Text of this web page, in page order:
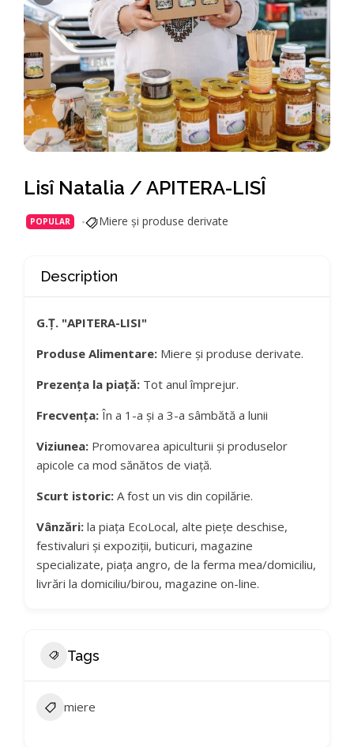
Lisî Natalia / APITERA-LISÎ
POPULAR Miere și produse derivate
Description
G.Ț. "APITERA-LISI"
Produse Alimentare: Miere și produse derivate.
Prezența la piață: Tot anul împrejur.
Frecvența: În a 1-a și a 3-a sâmbătă a lunii
Viziunea: Promovarea apiculturii și produselor
apicole ca mod sănătos de viață.
Scurt istoric: A fost un vis din copilărie.
Vânzări: la piața EcoLocal, alte piețe deschise,
festivaluri și expoziții, buticuri, magazine
specializate, piața angro, de la ferma mea/domiciliu,
livrări la domiciliu/birou, magazine on-line.
Tags
miere